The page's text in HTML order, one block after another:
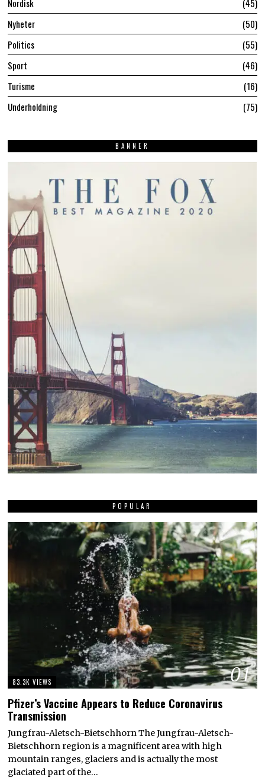
Nordisk
45
Nyheter
50
Politics
55
Sport
46
Turisme
16
Underholdning
75
BANNER
POPULAR
01
83.3K VIEWS
Pfizer’s Vaccine Appears to Reduce Coronavirus
Transmission
Jungfrau-Aletsch-Bietschhorn The Jungfrau-Aletsch-
Bietschhorn region is a magnificent area with high
mountain ranges, glaciers and is actually the most
glaciated part of the…